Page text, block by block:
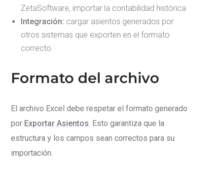
ZetaSoftware, importar la contabilidad histórica
Integración: cargar asientos generados por
otros sistemas que exporten en el formato
correcto
Formato del archivo
El archivo Excel debe respetar el formato generado
por Exportar Asientos. Esto garantiza que la
estructura y los campos sean correctos para su
importación.